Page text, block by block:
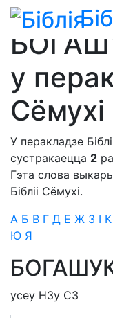
Біблія» Сімфонія
у
Сёмухі
У перакладзе
сустракаецца 2
Гэта слова
Бібліі Сёмухі.
А Б В Г Д Е Ж З І К
Ю Я
усеу НЗу СЗ